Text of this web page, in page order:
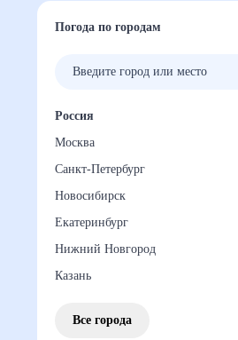
Погода по городам
Россия
Москва
Санкт-Петербург
Новосибирск
Екатеринбург
Нижний Новгород
Казань
Все города